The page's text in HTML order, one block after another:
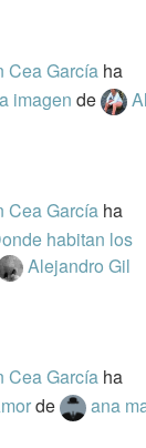
Cea García ha
imagende
Cea García ha
habitan los
Alejandro Gil
Cea García ha
de
ana